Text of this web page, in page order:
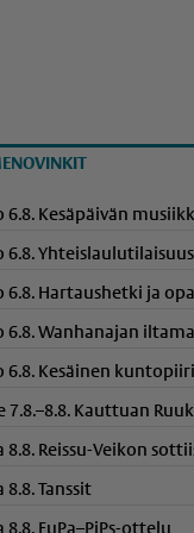
6.8. Kesäpäivän
6.8. Yhteis­lau­lu­ti­laisuus
6.8. Hartaushetki ja
6.8. Wanhanajan
6.8. Kesäinen kuntopiiri
7.8.–8.8. Kauttuan
8.8. Reissu-Veikon
8.8. Tanssit
8.8. EuPa–PiPs-ottelu